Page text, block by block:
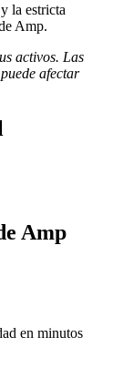
la estricta
Amp.
activos. Las
afectar
Amp
en minutos